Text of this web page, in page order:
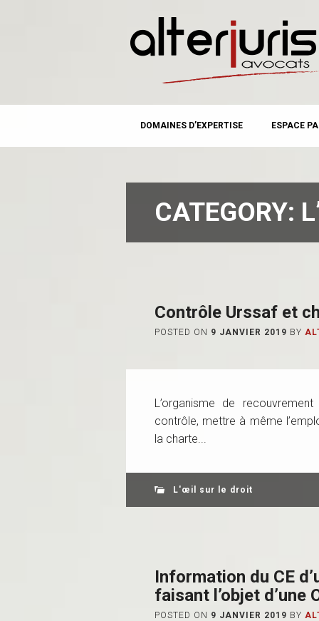
MAIN MENU
content
DOMAINES D’EXPERTISE ESPACE
CATEGORY:
Contrôle Urssaf et
POSTED ON 9 JANVIER 2019 BY
L’organisme de
contrôle, mettre à même
la charte...
L'œil sur le droit
Information du CE
faisant l’objet d’une
POSTED ON 9 JANVIER 2019 BY